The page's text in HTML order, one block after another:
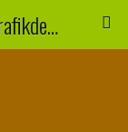
digimakro - Fotografie und Grafikdesign